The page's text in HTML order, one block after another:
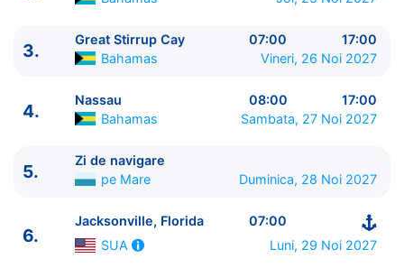
Ziua | Portul | Sosire - Plecare
----------------------------------------
Jacksonville, Florida
⚓ - 15:00
3.
Great Stirrup Cay 07:00
17:00
Bahamas
Vineri, 26 Noi 2027
4.
Nassau 08:00
17:00
Bahamas
Sambata, 27 Noi 2027
5.
Zi de navigare
pe Mare
Duminica, 28 Noi 2027
6.
Jacksonville, Florida
07:00
SUA
Luni, 29 Noi 2027